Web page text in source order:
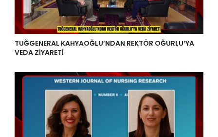
TUĞGENERAL KAHYAOĞLU’NDAN REKTÖR OĞURLU’YA
VEDA ZİYARETİ